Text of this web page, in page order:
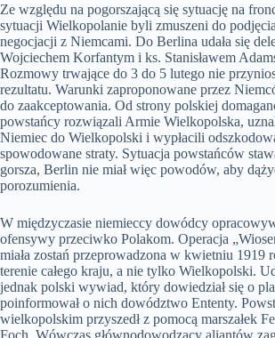
Ze względu na pogorszającą się sytuację na
sytuacji Wielkopolanie byli zmuszeni do
negocjacji z Niemcami. Do Berlina udała się
Wojciechem Korfantym i ks. Stanisławem
Rozmowy trwające do 3 do 5 lutego nie
rezultatu. Warunki zaproponowane przez
do zaakceptowania. Od strony polskiej
powstańcy rozwiązali Armie Wielkopolska,
Niemiec do Wielkopolski i wypłacili
spowodowane straty. Sytuacja powstańców
gorsza, Berlin nie miał więc powodów, aby
porozumienia.
W międzyczasie niemieccy dowódcy
ofensywy przeciwko Polakom. Operacja
miała zostań przeprowadzona w kwietniu 1919
terenie całego kraju, a nie tylko Wielkopolski.
jednak polski wywiad, który dowiedział się o
poinformował o nich dowództwo Ententy.
wielkopolskim przyszedł z pomocą marszałek
Foch. Wówczas głównodowodzący aliantów